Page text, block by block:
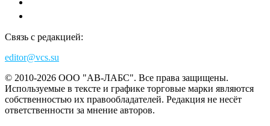
Связь с редакцией:
editor@vcs.su
© 2010-2026 ООО "АВ-ЛАБС". Все права защищены.
Используемые в тексте и графике торговые марки являются
собственностью их правообладателей. Редакция не несёт
ответственности за мнение авторов.